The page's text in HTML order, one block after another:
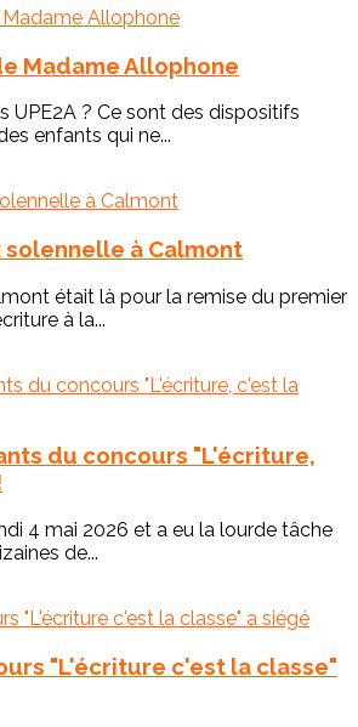
Madame Allophone
UPE2A ? Ce sont des dispositifs
enfants qui ne...
solennelle à Calmont
était là pour la remise du premier
à la...
du concours "L'écriture,
4 mai 2026 et a eu la lourde tâche
de...
"L'écriture c'est la classe"